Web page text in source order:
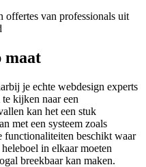
offertes van professionals uit
maat
je echte webdesign experts
kijken naar een
kan het een stuk
met een systeem zoals
functionaliteiten beschikt waar
in elkaar moeten
breekbaar kan maken.